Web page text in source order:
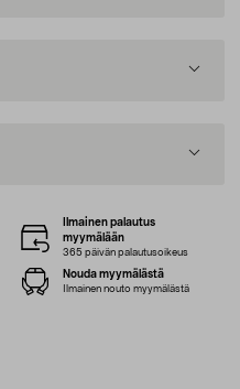
Ilmainen palautus
myymälään
365 päivän palautusoikeus
Nouda myymälästä
Ilmainen nouto myymälästä